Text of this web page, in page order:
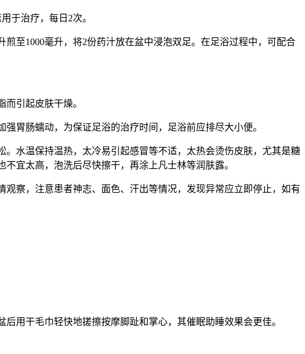
于治疗，每日2次。
至1000毫升，将2份药汁放在盆中浸泡双足。在足浴过程中，可配合
引起皮肤干燥。
胃肠蠕动，为保证足浴的治疗时间，足浴前应排尽大小便。
水温保持温热，太冷易引起感冒等不适，太热会烫伤皮肤，尤其是糖
宜太高，泡洗后尽快擦干，再涂上凡士林等润肤露。
察，注意患者神志、面色、汗出等情况，发现异常应立即停止，如有
用干毛巾轻快地搓擦按摩脚趾和掌心，其催眠助睡效果会更佳。